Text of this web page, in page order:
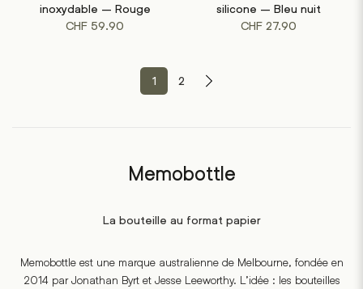
inoxydable – Rouge
CHF 59.90
silicone – Bleu nuit
CHF27.90
1 2
Memobottle
La bouteille au format papier
Memobottle est une marque australienne de Melbourne, fondée en
2014 par Jonathan Byrt et Jesse Leeworthy. L’idée : les bouteilles